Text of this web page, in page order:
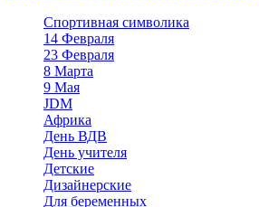
Спортивная символика
14 Февраля
23 Февраля
8 Марта
9 Мая
JDM
Африка
День ВДВ
День учителя
Детские
Дизайнерские
Для беременных